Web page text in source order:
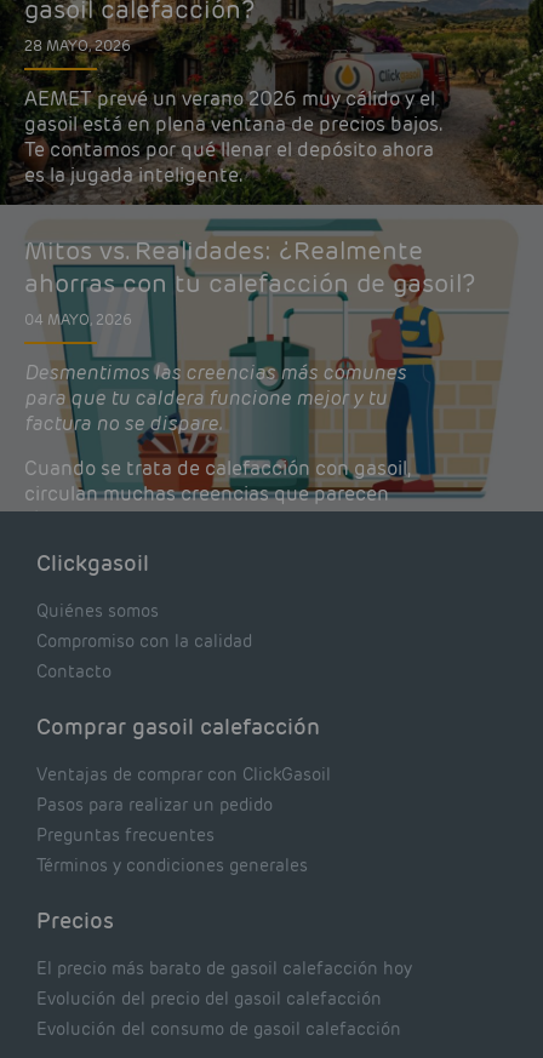
gasoil calefacción?
28 MAYO, 2026
AEMET prevé un verano 2026 muy cálido y el
gasoil está en plena ventana de precios bajos.
Te contamos por qué llenar el depósito ahora
es la jugada inteligente.
Mitos vs. Realidades: ¿Realmente
ahorras con tu calefacción de gasoil?
04 MAYO, 2026
Desmentimos las creencias más comunes
para que tu caldera funcione mejor y tu
factura no se dispare.
Cuando se trata de calefacción con gasoil,
circulan muchas creencias que parecen
lógicas pero que, en realidad, pueden estar
de tu caldera. Pocas se contrastan con lo que
Clickgasoil
Quiénes somos
Compromiso con la calidad
Contacto
Comprar gasoil calefacción
Ventajas de comprar con ClickGasoil
Pasos para realizar un pedido
Preguntas frecuentes
Términos y condiciones generales
Precios
El precio más barato de gasoil calefacción hoy
Evolución del precio del gasoil calefacción
Evolución del consumo de gasoil calefacción